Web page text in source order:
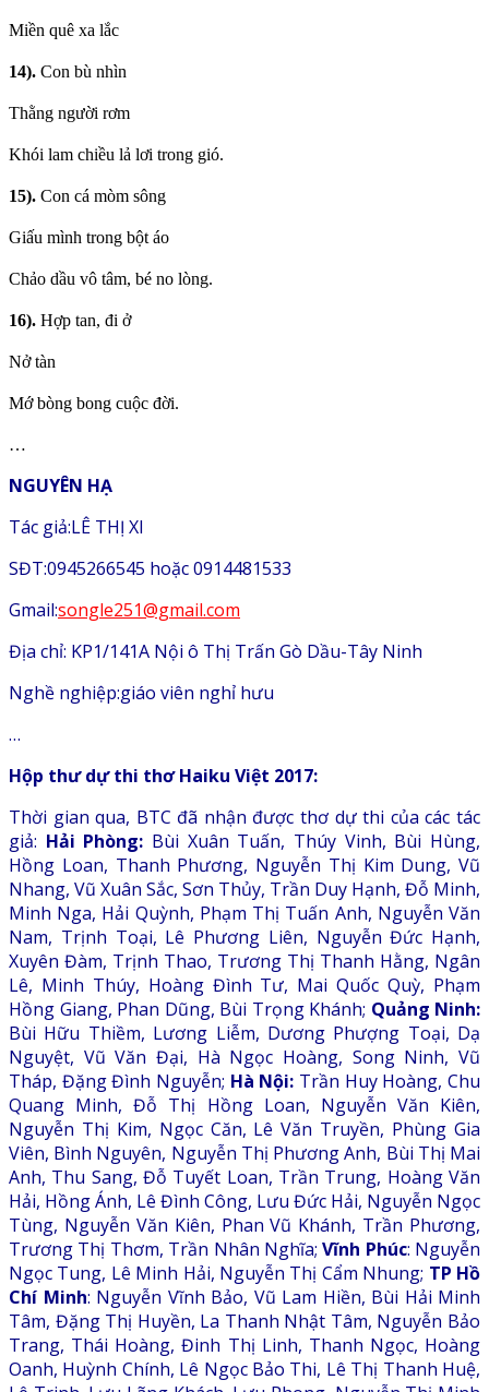
Miền quê xa lắc
14). Con bù nhìn
Thằng người rơm
Khói lam chiều lả lơi trong gió.
15). Con cá mòm sông
Giấu mình trong bột áo
Chảo dầu vô tâm, bé no lòng.
16). Hợp tan, đi ở
Nở tàn
Mớ bòng bong cuộc đời.
…
NGUYÊN HẠ
Tác giả:LÊ THỊ XI
SĐT:0945266545 hoặc 0914481533
Gmail:songle251@gmail.com
Địa chỉ: KP1/141A Nội ô Thị Trấn Gò Dầu-Tây Ninh
Nghề nghiệp:giáo viên nghỉ hưu
…
Hộp thư dự thi thơ Haiku Việt 2017:
Thời gian qua, BTC đã nhận được thơ dự thi của các tác
giả: Hải Phòng: Bùi Xuân Tuấn, Thúy Vinh, Bùi Hùng,
Hồng Loan, Thanh Phương, Nguyễn Thị Kim Dung, Vũ
Nhang, Vũ Xuân Sắc, Sơn Thủy, Trần Duy Hạnh, Đỗ Minh,
Minh Nga, Hải Quỳnh, Phạm Thị Tuấn Anh, Nguyễn Văn
Nam, Trịnh Toại, Lê Phương Liên, Nguyễn Đức Hạnh,
Xuyên Đàm, Trịnh Thao, Trương Thị Thanh Hằng, Ngân
Lê, Minh Thúy, Hoàng Đình Tư, Mai Quốc Quỳ, Phạm
Hồng Giang, Phan Dũng, Bùi Trọng Khánh; Quảng Ninh:
Bùi Hữu Thiềm, Lương Liễm, Dương Phượng Toại, Dạ
Nguyệt, Vũ Văn Đại, Hà Ngọc Hoàng, Song Ninh, Vũ
Tháp, Đặng Đình Nguyễn; Hà Nội: Trần Huy Hoàng, Chu
Quang Minh, Đỗ Thị Hồng Loan, Nguyễn Văn Kiên,
Nguyễn Thị Kim, Ngọc Căn, Lê Văn Truyền, Phùng Gia
Viên, Bình Nguyên, Nguyễn Thị Phương Anh, Bùi Thị Mai
Anh, Thu Sang, Đỗ Tuyết Loan, Trần Trung, Hoàng Văn
Hải, Hồng Ánh, Lê Đình Công, Lưu Đức Hải, Nguyễn Ngọc
Tùng, Nguyễn Văn Kiên, Phan Vũ Khánh, Trần Phương,
Trương Thị Thơm, Trần Nhân Nghĩa;Vĩnh Phúc: Nguyễn
Ngọc Tung, Lê Minh Hải, Nguyễn Thị Cẩm Nhung; TP Hồ
Chí Minh: Nguyễn Vĩnh Bảo, Vũ Lam Hiền, Bùi Hải Minh
Tâm, Đặng Thị Huyền, La Thanh Nhật Tâm, Nguyễn Bảo
Trang, Thái Hoàng, Đinh Thị Linh, Thanh Ngọc, Hoàng
Oanh, Huỳnh Chính, Lê Ngọc Bảo Thi, Lê Thị Thanh Huệ,